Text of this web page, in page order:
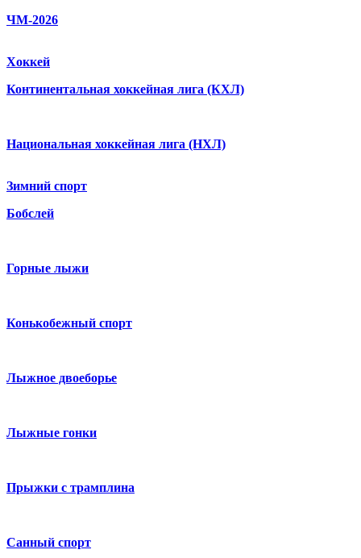
ЧМ-2026
Хоккей
Континентальная хоккейная лига (КХЛ)
Национальная хоккейная лига (НХЛ)
Зимний спорт
Бобслей
Горные лыжи
Конькобежный спорт
Лыжное двоеборье
Лыжные гонки
Прыжки с трамплина
Санный спорт